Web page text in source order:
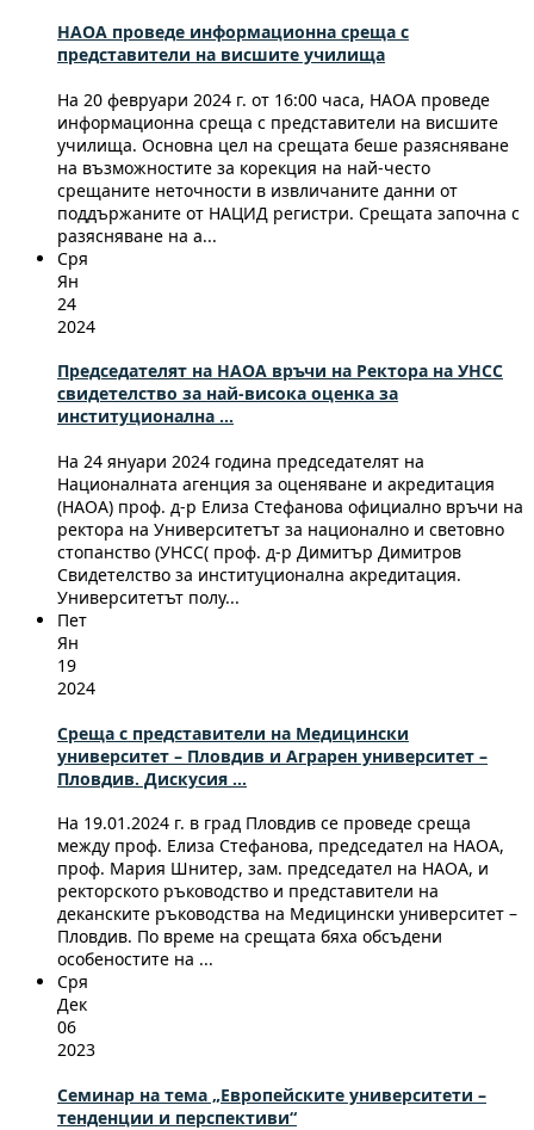
НАОА проведе информационна среща с
представители на висшите училища
На 20 февруари 2024 г. от 16:00 часа, НАОА проведе
информационна среща с представители на висшите
училища. Основна цел на срещата беше разясняване
на възможностите за корекция на най-често
срещаните неточности в извличаните данни от
поддържаните от НАЦИД регистри. Срещата започна с
разясняване на а...
Сря
Ян
24
2024
Председателят на НАОА връчи на Ректорa на УНСС
свидетелство за най-висока оценка за
институционална ...
На 24 януари 2024 година председателят на
Националната агенция за оценяване и акредитация
(НАОА) проф. д-р Елиза Стефанова официално връчи на
ректора на Университетът за национално и световно
стопанство (УНСС( проф. д-р Димитър Димитров
Свидетелство за институционална акредитация.
Университетът полу...
Пет
Ян
19
2024
Среща с представители на Медицински
университет – Пловдив и Аграрен университет –
Пловдив. Дискусия ...
На 19.01.2024 г. в град Пловдив се проведе среща
между проф. Елиза Стефанова, председател на НАОА,
проф. Мария Шнитер, зам. председател на НАОА, и
ректорското ръководство и представители на
деканските ръководства на Медицински университет –
Пловдив. По време на срещата бяха обсъдени
особеностите на ...
Сря
Дек
06
2023
Семинар на тема „Европейските университети –
тенденции и перспективи“